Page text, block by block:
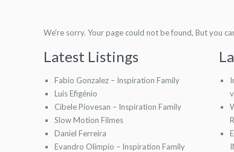
We're sorry. Your page could not be found, But you
Latest Listings
Fabio Gonzalez – Inspiration Family
Luis Efigénio
Cibele Piovesan – Inspiration Family
Slow Motion Filmes
Daniel Ferreira
Evandro Olímpio – Inspiration Family